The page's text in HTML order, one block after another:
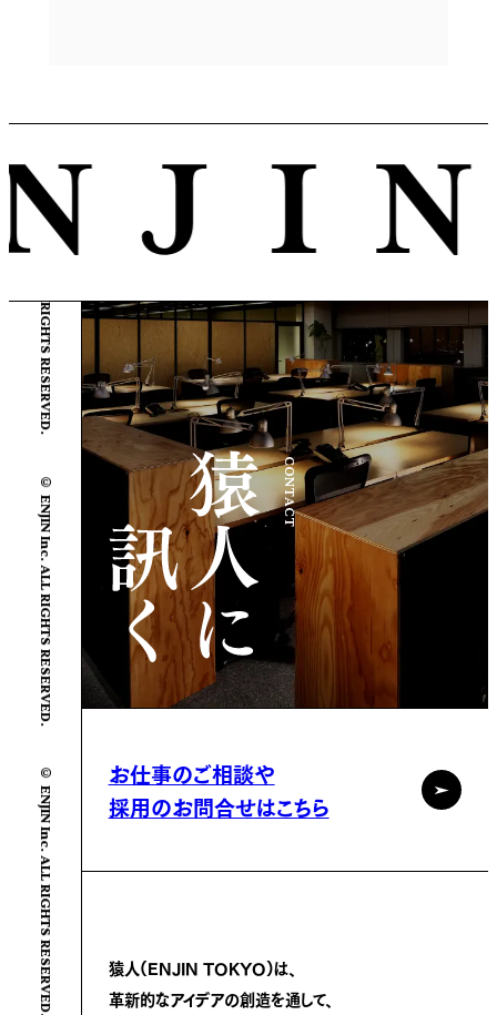
© ENJIN Inc. ALL RIGHTS RESERVED.
© ENJIN Inc. ALL RIGHTS RESERVED.
© ENJIN Inc. ALL RIGHTS RESERVED.
CONTACT
お仕事のご相談や
採用のお問合せはこちら
猿人(ENJIN TOKYO)は、
革新的なアイデアの創造を通して、